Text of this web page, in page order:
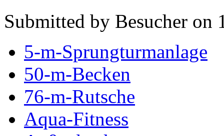
Submitted by Besucher on
5-m-Sprungturmanlage
50-m-Becken
76-m-Rutsche
Aqua-Fitness